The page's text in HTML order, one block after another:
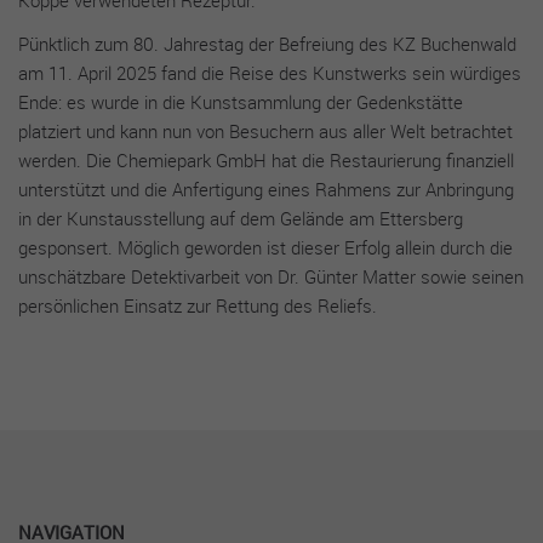
Pünktlich zum 80. Jahrestag der Befreiung des KZ Buchenwald
am 11. April 2025 fand die Reise des Kunstwerks sein würdiges
Ende: es wurde in die Kunstsammlung der Gedenkstätte
platziert und kann nun von Besuchern aus aller Welt betrachtet
werden. Die Chemiepark GmbH hat die Restaurierung finanziell
unterstützt und die Anfertigung eines Rahmens zur Anbringung
in der Kunstausstellung auf dem Gelände am Ettersberg
gesponsert. Möglich geworden ist dieser Erfolg allein durch die
unschätzbare Detektivarbeit von Dr. Günter Matter sowie seinen
persönlichen Einsatz zur Rettung des Reliefs.
NA­VI­GATION
die Ihre persönliche Identifizierung zulassen.
Name cookie_optin
Laufzeit 1 Jahr
Zweck
Dieses Cookie wird verwendet, um Ihre
Cookie-Einstellungen für diese Website zu
speichern.
Cookie-Informationen anzeigen
Performance Cookies
Mithilfe dieser Cookies können wir Besuche und Traffic-
Quellen zählen, um die Performance unserer Seite zu messen
und zu verbessern. Sie helfen uns festzustellen, welche Seiten
am beliebtesten und welche am wenigsten gefragt sind, und
zu erkennen, wie sich Besucher auf den Seiten bewegen. Alle
Daten, die diese Cookies sammeln, sind aggregiert und daher